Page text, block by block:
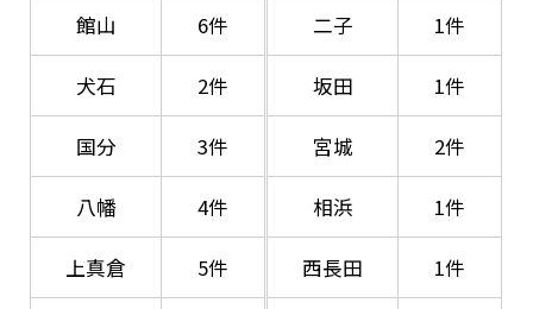
館山 6件
犬石 2件
国分 3件
八幡 4件
上真倉 5件
二子 1件
坂田 1件
宮城 2件
相浜 1件
西長田 1件